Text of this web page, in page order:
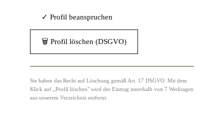
✓ Profil beanspruchen
🗑 Profil löschen (DSGVO)
Sie haben das Recht auf Löschung gemäß Art. 17 DSGVO. Mit dem
Klick auf „Profil löschen" wird der Eintrag innerhalb von 7 Werktagen
aus unserem Verzeichnis entfernt.